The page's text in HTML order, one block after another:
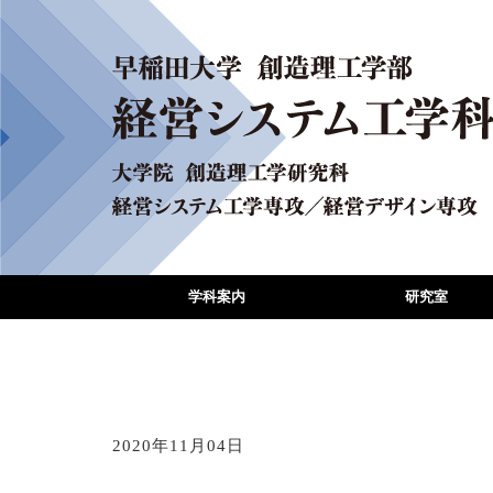
学科案内 研究室
2020年11月04日